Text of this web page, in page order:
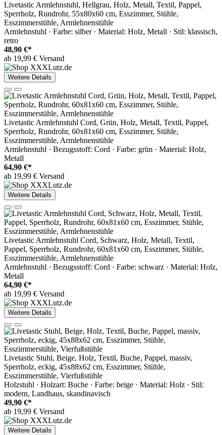
Livetastic Armlehnstuhl, Hellgrau, Holz, Metall, Textil, Pappel,
Sperrholz, Rundrohr, 55x80x60 cm, Esszimmer, Stühle,
Esszimmerstühle, Armlehnenstühle
Armlehnstuhl · Farbe: silber · Material: Holz, Metall · Stil: klassisch,
retro
48,90 €*
ab 19,99 € Versand
Weitere Details
Livetastic Armlehnstuhl Cord, Grün, Holz, Metall, Textil, Pappel,
Sperrholz, Rundrohr, 60x81x60 cm, Esszimmer, Stühle,
Esszimmerstühle, Armlehnenstühle
Armlehnstuhl · Bezugsstoff: Cord · Farbe: grün · Material: Holz,
Metall
64,90 €*
ab 19,99 € Versand
Weitere Details
Livetastic Armlehnstuhl Cord, Schwarz, Holz, Metall, Textil,
Pappel, Sperrholz, Rundrohr, 60x81x60 cm, Esszimmer, Stühle,
Esszimmerstühle, Armlehnenstühle
Armlehnstuhl · Bezugsstoff: Cord · Farbe: schwarz · Material: Holz,
Metall
64,90 €*
ab 19,99 € Versand
Weitere Details
Livetastic Stuhl, Beige, Holz, Textil, Buche, Pappel, massiv,
Sperrholz, eckig, 45x88x62 cm, Esszimmer, Stühle,
Esszimmerstühle, Vierfußstühle
Holzstuhl · Holzart: Buche · Farbe: beige · Material: Holz · Stil:
modern, Landhaus, skandinavisch
49,90 €*
ab 19,99 € Versand
Weitere Details